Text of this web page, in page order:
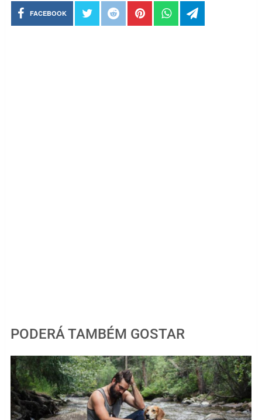
FACEBOOK
PODERÁ TAMBÉM GOSTAR